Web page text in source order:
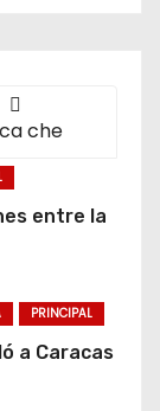
che
entre la
PRINCIPAL
a Caracas